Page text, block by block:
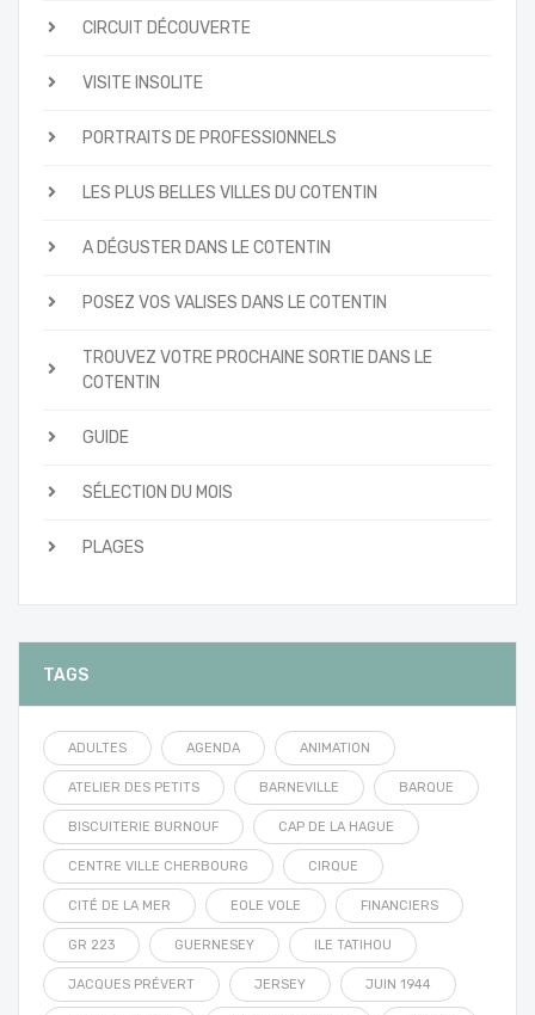
CIRCUIT DÉCOUVERTE
VISITE INSOLITE
PORTRAITS DE PROFESSIONNELS
LES PLUS BELLES VILLES DU COTENTIN
A DÉGUSTER DANS LE COTENTIN
POSEZ VOS VALISES DANS LE COTENTIN
TROUVEZ VOTRE PROCHAINE SORTIE DANS LE
COTENTIN
GUIDE
SÉLECTION DU MOIS
PLAGES
TAGS
ADULTES AGENDA ANIMATION
ATELIER DES PETITS BARNEVILLE BARQUE
BISCUITERIE BURNOUF CAP DE LA HAGUE
CENTRE VILLE CHERBOURG CIRQUE
CITÉ DE LA MER EOLE VOLE FINANCIERS
GR 223 GUERNESEY ILE TATIHOU
JACQUES PRÉVERT JERSEY JUIN 1944